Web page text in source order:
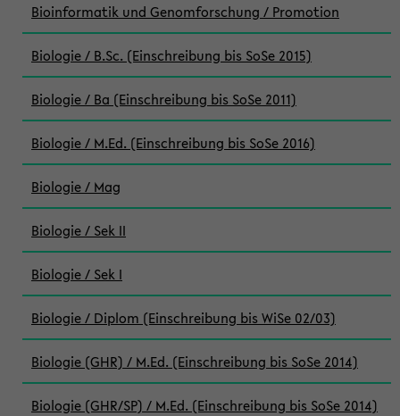
Bioinformatik und Genomforschung / Promotion
Biologie / B.Sc. (Einschreibung bis SoSe 2015)
Biologie / Ba (Einschreibung bis SoSe 2011)
Biologie / M.Ed. (Einschreibung bis SoSe 2016)
Biologie / Mag
Biologie / Sek II
Biologie / Sek I
Biologie / Diplom (Einschreibung bis WiSe 02/03)
Biologie (GHR) / M.Ed. (Einschreibung bis SoSe 2014)
Biologie (GHR/SP) / M.Ed. (Einschreibung bis SoSe 2014)